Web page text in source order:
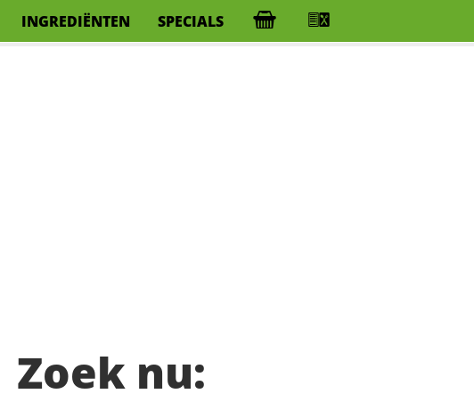
INGREDIËNTEN SPECIALS
Zoek nu: